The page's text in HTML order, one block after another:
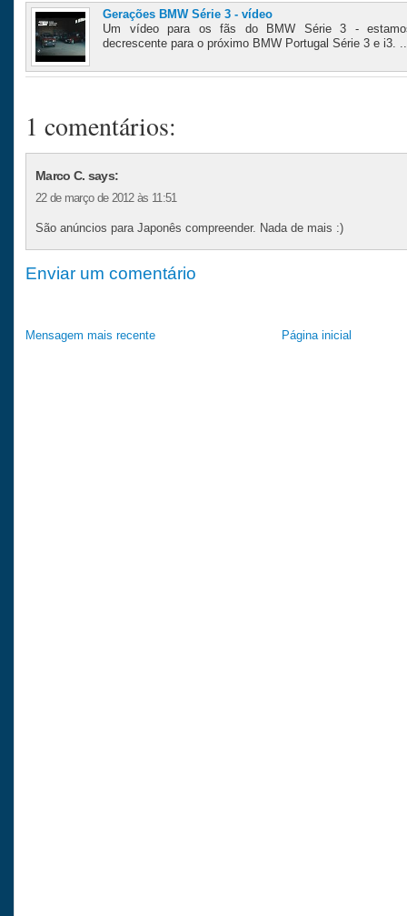
Gerações BMW Série 3 - vídeo
Um vídeo para os fãs do BMW Série 3 -
decrescente para o próximo BMW Portugal Série 3 e i3.
1 comentários:
Marco C. says:
22 de março de 2012 às 11:51
São anúncios para Japonês compreender. Nada de mais :)
Enviar um comentário
Mensagem mais recente Página inicial